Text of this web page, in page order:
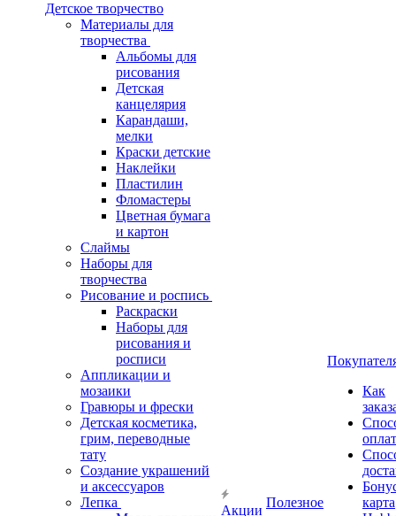
Детское творчество
Материалы для
творчества
Альбомы для
рисования
Детская
канцелярия
Карандаши,
мелки
Краски детские
Наклейки
Пластилин
Фломастеры
Цветная бумага
и картон
Слаймы
Наборы для
творчества
Рисование и роспись
Раскраски
Наборы для
рисования и
росписи
Аппликации и
мозаики
Гравюры и фрески
Детская косметика,
грим, переводные
тату
Создание украшений
и аксессуаров
Лепка
Акции
Полезное
Как
карта